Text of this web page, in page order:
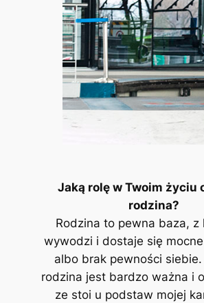
Jaką rolę w Twoim życiu
rodzina?
Rodzina to pewna baza, z
wywodzi i dostaje się
albo brak pewności siebie.
rodzina jest bardzo ważna i
ze stoi u podstaw mojej